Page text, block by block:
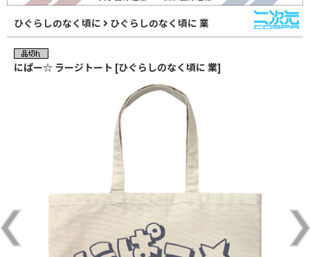
ひぐらしのなく頃に ひぐらしのなく頃に 業
にぱー☆ ラージトート [ひぐらしのなく頃に 業]